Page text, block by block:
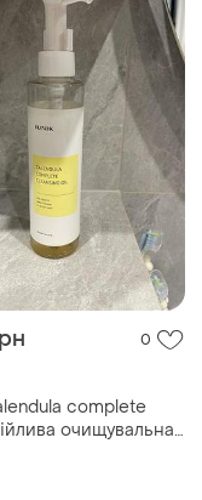
0
complete
очищувальна
олія з